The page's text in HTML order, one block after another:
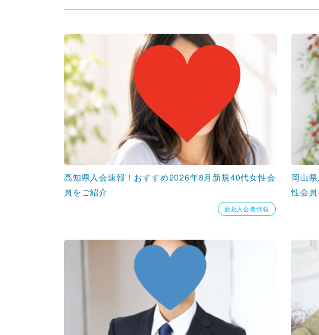
高知県入会速報！おすすめ2026年8月新規40代女性会
員をご紹介
新規入会者情報
岡山
性会